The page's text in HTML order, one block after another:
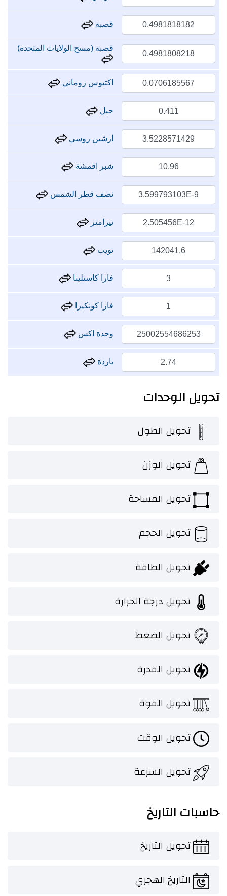
قصبة
قصبة (مسح الولايات المتحدة)
اكتيوس روماني
حبل
ارشين روسي
شبر اقمشة
نصف قطر الشمس
تيرامتر
تويب
فارا كاستلينا
فارا كونكيرا
وحدة اكس
ياردة
تحويل الوحدات
تحويل الطول
تحويل الوزن
تحويل المساحة
تحويل الحجم
تحويل الطاقة
تحويل درجة الحرارة
تحويل الضغط
تحويل القدرة
تحويل القوة
تحويل الوقت
تحويل السرعة
حاسبات التاريخ
تحويل التاريخ
التاريخ الهجري